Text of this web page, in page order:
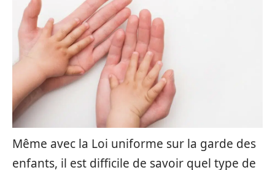
Même avec la Loi uniforme sur la garde des
enfants, il est difficile de savoir quel type de